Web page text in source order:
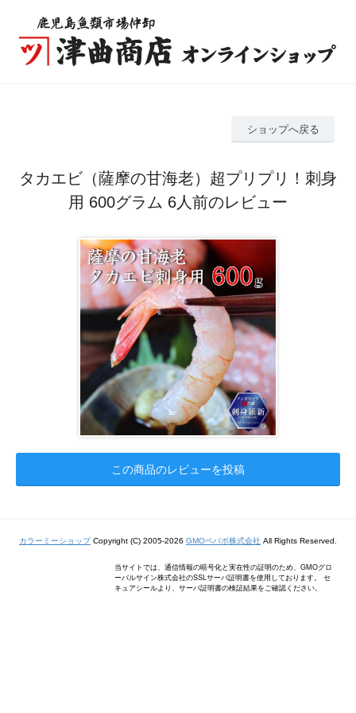
ショップへ戻る
タカエビ（薩摩の甘海老）超プリプリ！刺身
用 600グラム 6人前のレビュー
この商品のレビューを投稿
カラーミーショップCopyright (C) 2005-2026 GMOペパボ株式会社 All Rights Reserved.
当サイトでは、通信情報の暗号化と実在性の証明のため、GMOグロ
ーバルサイン株式会社のSSLサーバ証明書を使用しております。 セ
キュアシールより、サーバ証明書の検証結果をご確認ください。